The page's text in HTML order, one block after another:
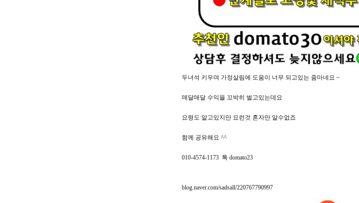
두녀석 키우며 가정살림에 도움이 너무 되고있는 줌마네요 ~
매달매달 수익을 꼬박히 벌고있는데요
요령도 알고있지만 요런것 혼자만 알수없죠
함께 공유해요 ^^
010-4574-1173 톡 domato23
blog.naver.com/sadsall/220767790997